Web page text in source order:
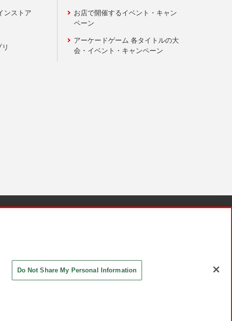
ンストア
お店で開催するイベント・キャン
ペーン
アーケードゲーム 各タイトルの大
会・イベント・キャンペーン
Do Not Share My Personal Information